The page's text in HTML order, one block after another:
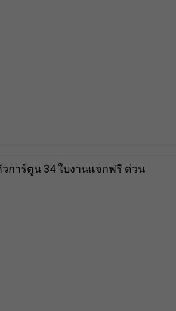
การ์ตูน 34 ใบงานแจกฟรี ด่วน